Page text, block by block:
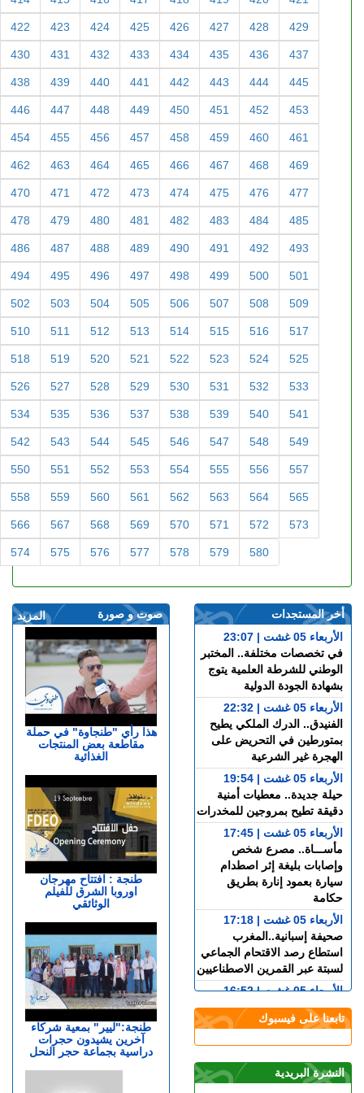
422 423 424 425 426 427 428 429
430 431 432 433 434 435 436 437
438 439 440 441 442 443 444 445
446 447 448 449 450 451 452 453
454 455 456 457 458 459 460 461
462 463 464 465 466 467 468 469
470 471 472 473 474 475 476 477
478 479 480 481 482 483 484 485
486 487 488 489 490 491 492 493
494 495 496 497 498 499 500 501
502 503 504 505 506 507 508 509
510 511 512 513 514 515 516 517
518 519 520 521 522 523 524 525
526 527 528 529 530 531 532 533
534 535 536 537 538 539 540 541
542 543 544 545 546 547 548 549
550 551 552 553 554 555 556 557
558 559 560 561 562 563 564 565
566 567 568 569 570 571 572 573
574 575 576 577 578 579 580
المزيد صوت و صورة
هذا رأي "طنجاوة" في حملة
مقاطعة بعض المنتجات
الغذائية
طنجة : افتتاح مهرجان
اوروبا الشرق للفيلم
الوثائقي
طنجة:"ليير" بمعية شركاء
آخرين يشيدون حجرات
دراسية بجماعة حجر النحل
أخر المستجدات
الأربعاء 05 غشت | 23:07
في تخصصات مختلفة.. المختبر
الوطني للشرطة العلمية يتوج
بشهادة الجودة الدولية
الأربعاء 05 غشت | 22:32
الفنيدق.. الدرك الملكي يطيح
بمتورطين في التحريض على
الهجرة غير الشرعية
الأربعاء 05 غشت | 19:54
حيلة جديدة.. معطيات أمنية
دقيقة تطيح بمروجين للمخدرات
الأربعاء 05 غشت | 17:45
مأســـاة.. مصرع شخص
وإصابات بليغة إثر اصطدام
سيارة بعمود إنارة بطريق
حكامة
الأربعاء 05 غشت | 17:18
صحيفة إسبانية..المغرب
استطاع رصد الاقتحام الجماعي
لسبتة عبر القمرين الاصطناعيين
الأربعاء 05 غشت | 16:52
بعد المرحلة الابتدائية.. انطلاق
جلسات الاستئناف في محاكمة
الأربعاء 05 غشت | 16:12
تابعنا على فيسبوك
النشرة البريدية